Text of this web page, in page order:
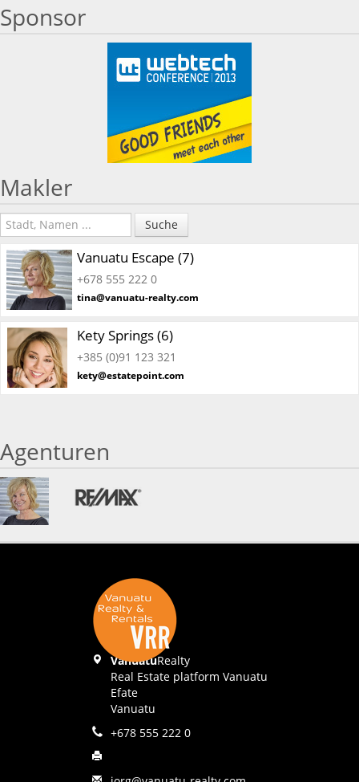
Sponsor
Makler
Suche
Vanuatu Escape (7)
+678 555 222 0
tina@vanuatu-realty.com
Kety Springs (6)
+385 (0)91 123 321
kety@estatepoint.com
Agenturen
VanuatuRealty
Real Estate platform Vanuatu
Efate
Vanuatu
+678 555 222 0